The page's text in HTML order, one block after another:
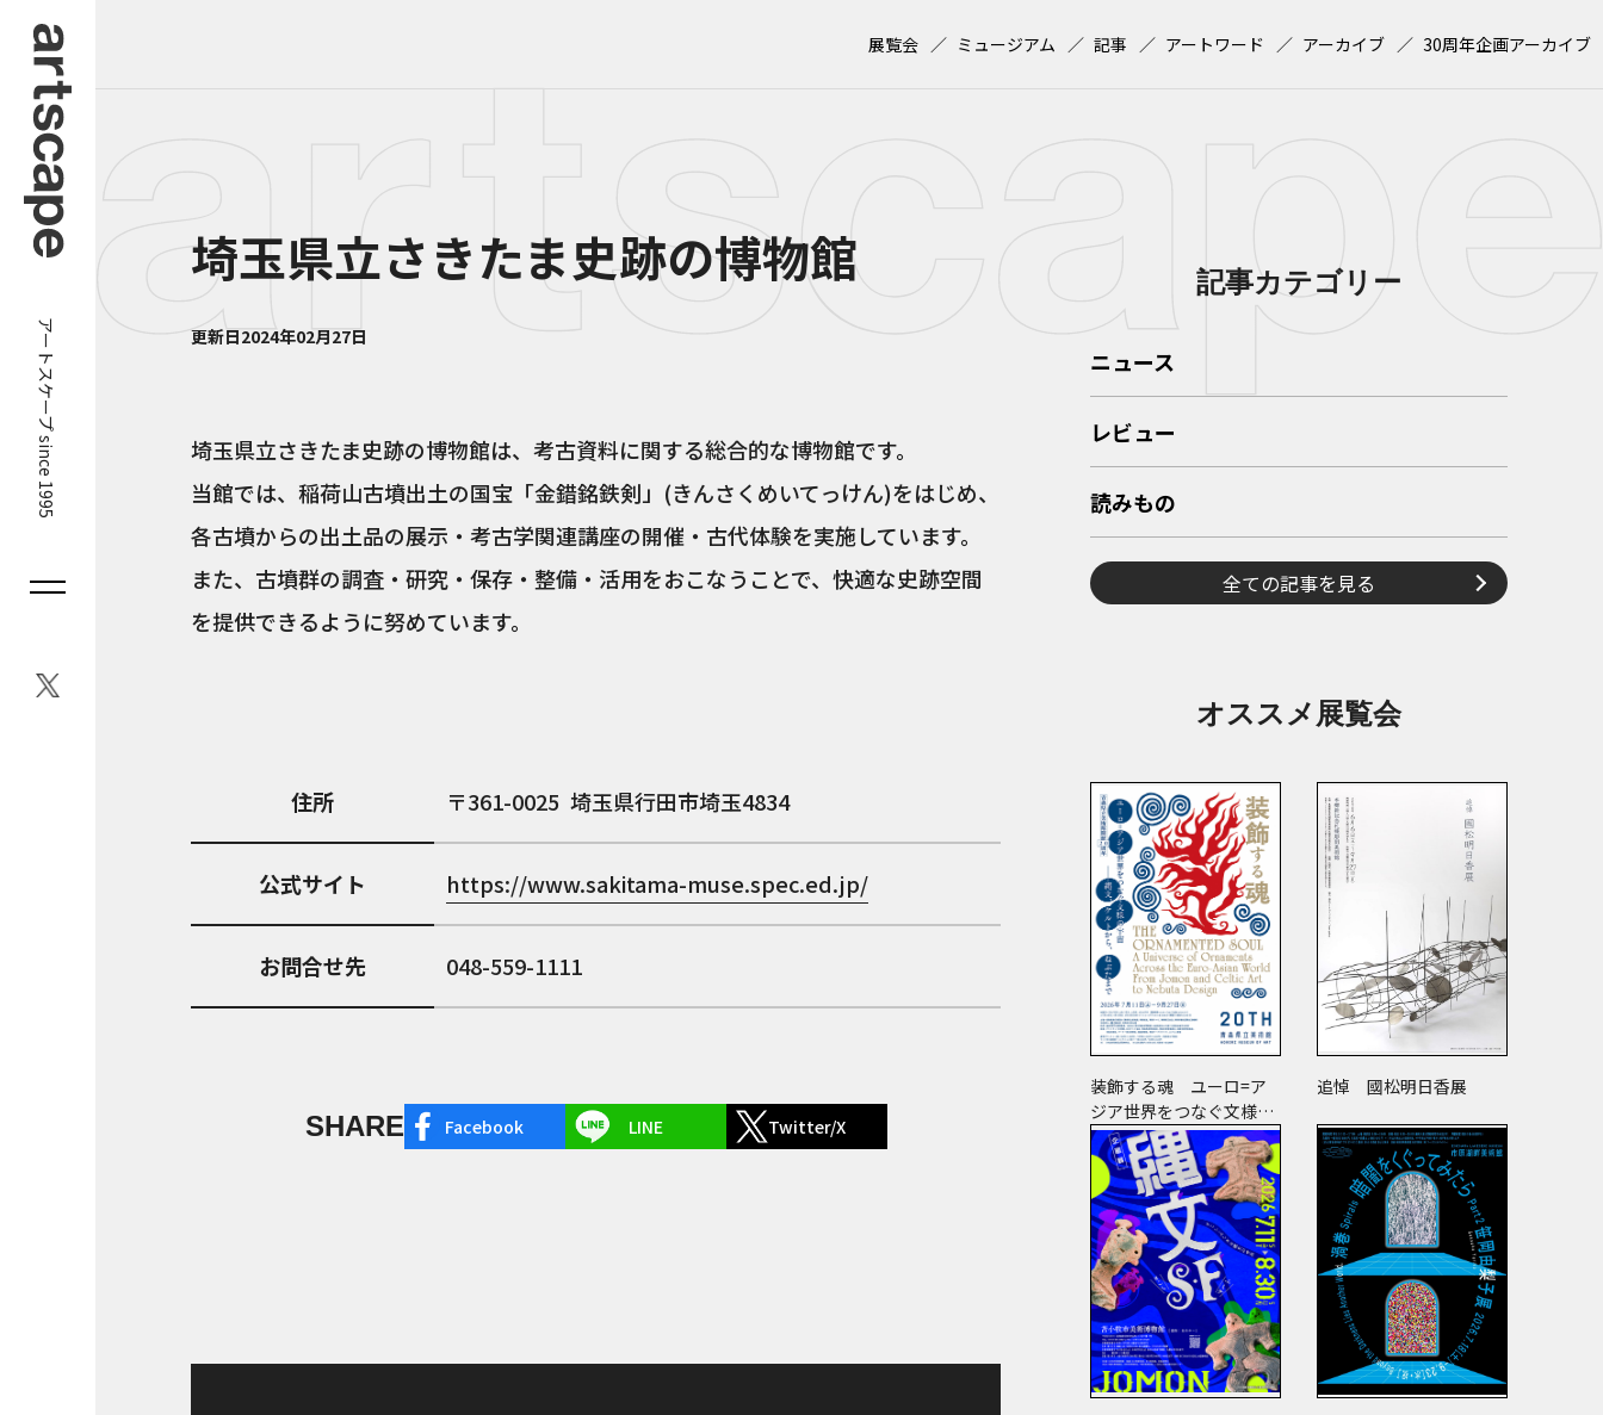
アートスケープ since 1995
展覧会 ミュージアム 記事 アートワード アーカイブ 30周年企画アーカイブ
埼玉県立さきたま史跡の博物館
更新日2024年02月27日
埼玉県立さきたま史跡の博物館は、考古資料に関する総合的な博物館です。
当館では、稲荷山古墳出土の国宝「金錯銘鉄剣」(きんさくめいてっけん)をはじめ、
各古墳からの出土品の展示・考古学関連講座の開催・古代体験を実施しています。
また、古墳群の調査・研究・保存・整備・活用をおこなうことで、快適な史跡空間
を提供できるように努めています。
住所 361-0025 埼玉県行田市埼玉4834
公式サイト https://www.sakitama-muse.spec.ed.jp/
お問合せ先 048-559-1111
SHARE Facebook LINE Twitter/X
記事カテゴリー
ニュース
レビュー
読みもの
全ての記事を見る
オススメ展覧会
装飾する魂 ユーロ=ア
ジア世界をつなぐ文様の
宇宙―縄文、ケルトか
ら、ねぶたまで
追悼 國松明日香展